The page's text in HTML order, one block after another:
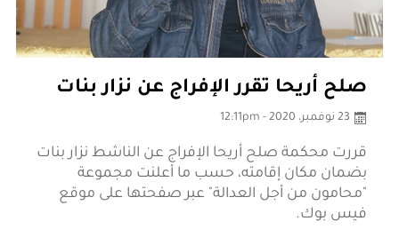
صلح أريحا تقرر الإفراج عن نزار بنات
23 نوفمبر، 2020 - 12:11pm
قررت محكمة صلح أريحا الإفراج عن الناشط نزار بنات
بضمان مكان إقامته، حسب ما أعلنت مجموعة
"محامون من أجل العدالة" عبر صفحتها على موقع
فيس بوك.